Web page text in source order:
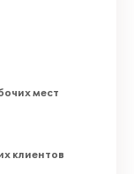
мест
клиентов